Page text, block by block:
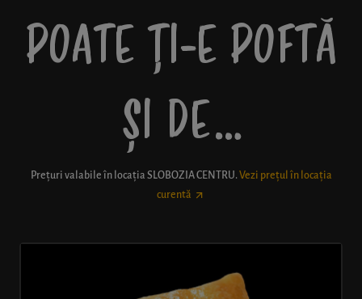
POATE ȚI-E POFTĂ
ȘI DE…
Prețuri valabile în locația SLOBOZIA CENTRU. Vezi prețul în locația
curentă